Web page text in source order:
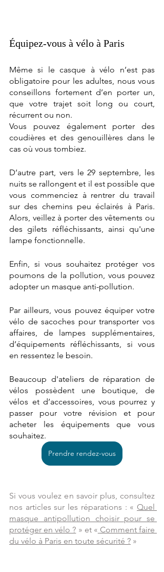
Équipez-vous à vélo à Paris
Même si le casque à vélo n’est pas
obligatoire pour les adultes, nous vous
conseillons fortement d’en porter un,
que votre trajet soit long ou court,
récurrent ou non.
Vous pouvez également porter des
coudières et des genouillères dans le
cas où vous tombiez.
D’autre part, vers le 29 septembre, les
nuits se rallongent et il est possible que
vous commenciez à rentrer du travail
sur des chemins peu éclairés à Paris.
Alors, veillez à porter des vêtements ou
des gilets réfléchissants, ainsi qu'une
lampe fonctionnelle.
Enfin, si vous souhaitez protéger vos
poumons de la pollution, vous pouvez
adopter un masque anti-pollution.
Par ailleurs, vous pouvez équiper votre
vélo de sacoches pour transporter vos
affaires, de lampes supplémentaires,
d’équipements réfléchissants, si vous
en ressentez le besoin.
Beaucoup d'ateliers de réparation de
vélos possèdent une boutique, de
vélos et d’accessoires, vous pourrez y
passer pour votre révision et pour
acheter les équipements que vous
souhaitez.
Prendre rendez-vous
Si vous voulez en savoir plus, consultez
nos articles sur les réparations : « Quel
masque antipollution choisir pour se
protéger en vélo ? » et « Comment faire
du vélo à Paris en toute sécurité ? »